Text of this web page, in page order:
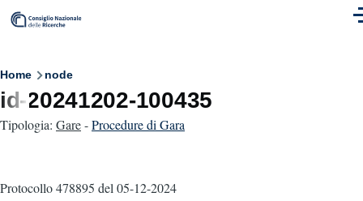
Skip to main content
Breadcrumb
Home node
id-20241202-100435
Tipologia: Gare-Procedure di Gara
Protocollo 478895 del 05-12-2024